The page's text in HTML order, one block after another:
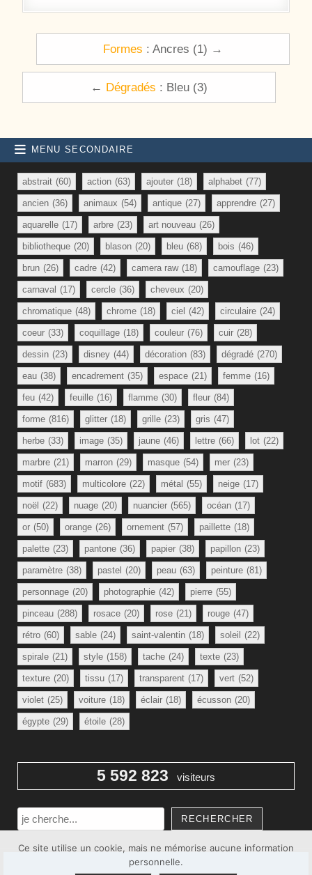
Navigation de l’article
Formes : Ancres (1) →
← Dégradés : Bleu (3)
MENU SECONDAIRE
abstrait (60) action (63) ajouter (18) alphabet (77)
ancien (36) animaux (54) antique (27) apprendre (27)
aquarelle (17) arbre (23) art nouveau (26)
bibliotheque (20) blason (20) bleu (68) bois (46)
brun (26) cadre (42) camera raw (18) camouflage (23)
carnaval (17) cercle (36) cheveux (20)
chromatique (48) chrome (18) ciel (42) circulaire (24)
coeur (33) coquillage (18) couleur (76) cuir (28)
dessin (23) disney (44) décoration (83) dégradé (270)
eau (38) encadrement (35) espace (21) femme (16)
feu (42) feuille (16) flamme (30) fleur (84)
forme (816) glitter (18) grille (23) gris (47)
herbe (33) image (35) jaune (46) lettre (66) lot (22)
marbre (21) marron (29) masque (54) mer (23)
motif (683) multicolore (22) métal (55) neige (17)
noël (22) nuage (20) nuancier (565) océan (17)
or (50) orange (26) ornement (57) paillette (18)
palette (23) pantone (36) papier (38) papillon (23)
paramètre (38) pastel (20) peau (63) peinture (81)
personnage (20) photographie (42) pierre (55)
pinceau (288) rosace (20) rose (21) rouge (47)
rétro (60) sable (24) saint-valentin (18) soleil (22)
spirale (21) style (158) tache (24) texte (23)
texture (20) tissu (17) transparent (17) vert (52)
violet (25) voiture (18) éclair (18) écusson (20)
égypte (29) étoile (28)
5 592 823 visiteurs
Rechercher
RECHERCHER
Ce site utilise un cookie, mais ne mémorise aucune information
personnelle.